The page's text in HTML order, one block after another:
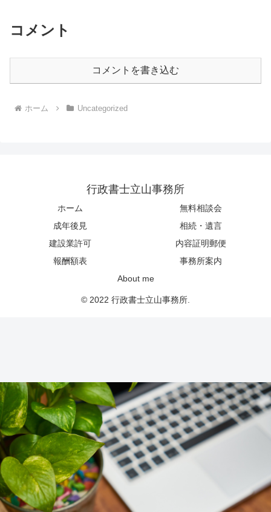
コメント
コメントを書き込む
ホーム Uncategorized
行政書士立山事務所
ホーム
無料相談会
成年後見
相続・遺言
建設業許可
内容証明郵便
報酬額表
事務所案内
About me
© 2022 行政書士立山事務所.